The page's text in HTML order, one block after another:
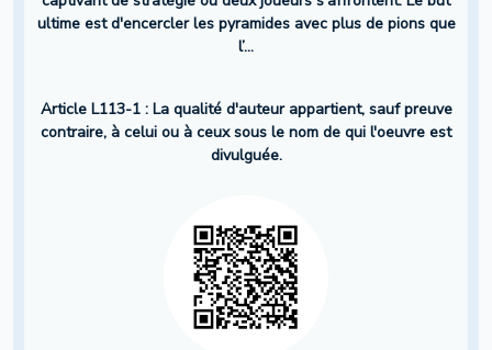
ultime est d'encercler les pyramides avec plus de pions que
l’...
Article L113-1 : La qualité d'auteur appartient, sauf preuve
contraire, à celui ou à ceux sous le nom de qui l'oeuvre est
divulguée.